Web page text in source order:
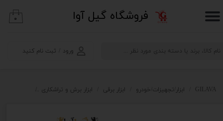
​فروشگاه گیل آوا
ورود ثبت نام کنید
حساب کاربری من
خروج از حساب کاربری
۰
GILAVA ابزار/تجهیزات/خودرو ابزار برقی ابزار برش و تراشکاری